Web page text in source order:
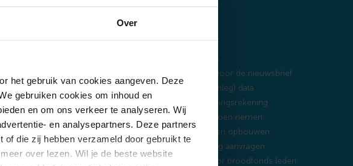
het gebruik van cookies aangeven. Deze
gebruiken cookies om inhoud en
en om ons verkeer te analyseren. Wij
en analysepartners. Deze partners
die zij hebben verzameld door gebruikt te
over lezen. Wil je de beste website
of heb je een hekel aan op jou
is pensioen opbouwen?
pensioen moet je opzij zetten?
tussen de tweede en derde pijler
risico op arbeidsongeschiktheid
Ook handig…
Meld je aan voor de nieuwsbrief
Belangrijke (inleg) data
Onze beleggingsrekening
Tussenpensioen nemen
Extra pensioen opbouwen
Extra rekening aanvragen
Pensioen voor broodfonds leden